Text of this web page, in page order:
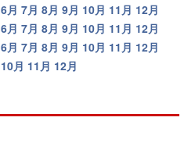
6月 7月 8月 9月 10月 11月 12月
6月 7月 8月 9月 10月 11月 12月
6月 7月 8月 9月 10月 11月 12月
10月 11月 12月